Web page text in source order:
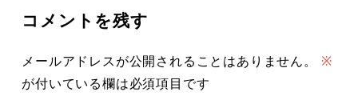
コメントを残す
メールアドレスが公開されることはありません。
※
が付いている欄は必須項目です